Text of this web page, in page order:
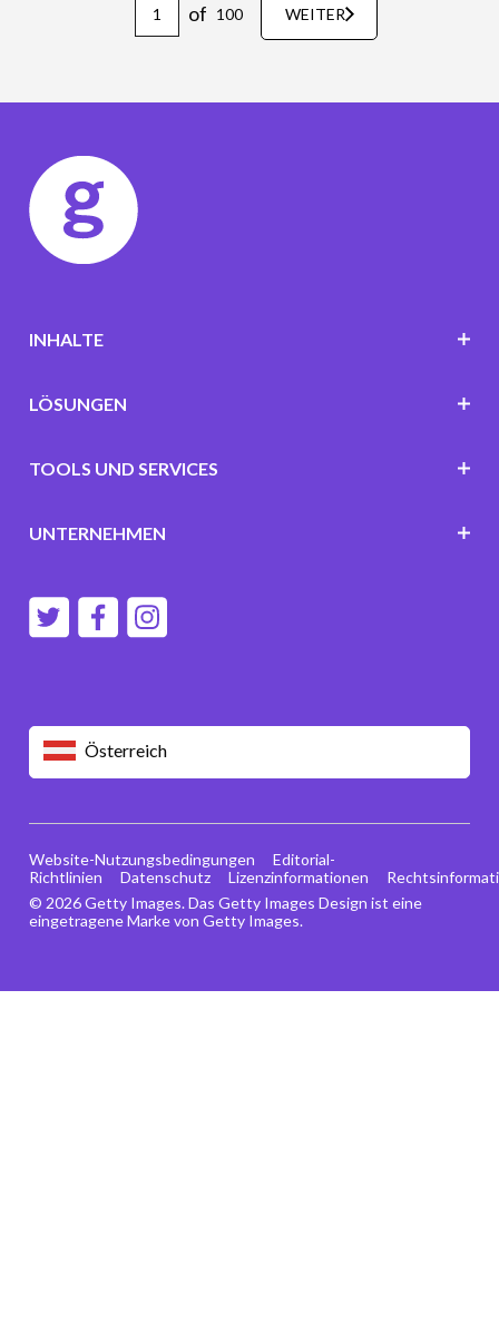
of 100 WEITER
Österreich
INHALTE
LÖSUNGEN
TOOLS UND SERVICES
UNTERNEHMEN
© 2026 Getty Images. Das Getty Images Design ist eine
eingetragene Marke von Getty Images.
Website-Nutzungsbedingungen
Editorial-
Richtlinien
Datenschutz Lizenzinformationen